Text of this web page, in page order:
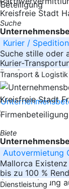
Kreisfreie Stadt
Suche
Kurier /
Suche stille oder
Kurier-
Der Standort
Transport & Logistik
Kreisfreie Stadt
Biete
Autovermietung
Mallorca
bis zu 100 %
Autovermietung
Dienstleistung